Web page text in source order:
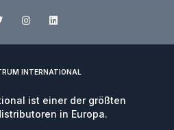
INTERNATIONAL
ist einer der größten
in Europa.